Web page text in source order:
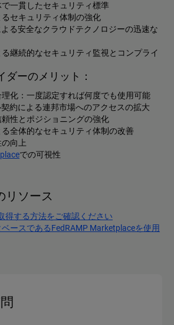
で一貫したセキュリティ標準
セキュリティ体制の強化
る安全なクラウドテクノロジーの迅速な
継続的なセキュリティ監視とコンプライ
ダーのメリット：
化：一度認定すれば何度でも使用可能
約による連邦市場へのアクセスの拡大
性とポジショニングの強化
全体的なセキュリティ体制の改善
向上
での可視性
リソース
得する方法をご確認ください
ースであるFedRAMP Marketplaceを使用